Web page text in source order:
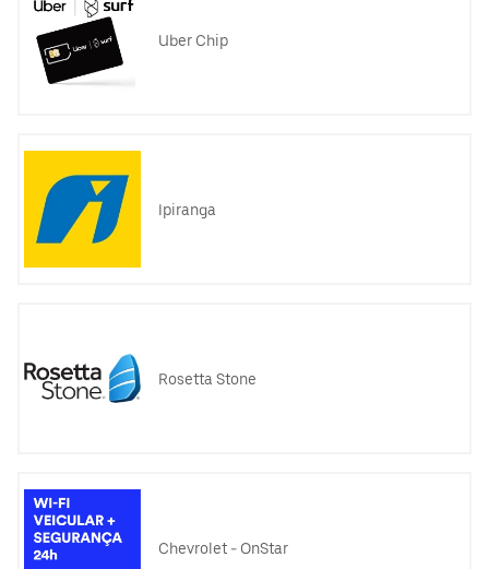
Uber Chip
Ipiranga
Rosetta Stone
Chevrolet - OnStar